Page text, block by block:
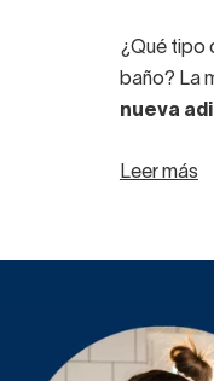
¿Qué tipo
baño? La
nueva
la marca
Líder en
Leer más